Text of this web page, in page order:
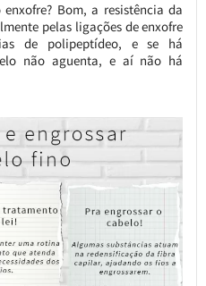
Bom, a resistência da
pelas ligações de enxofre
de polipeptídeo, e se há
não aguenta, e aí não há